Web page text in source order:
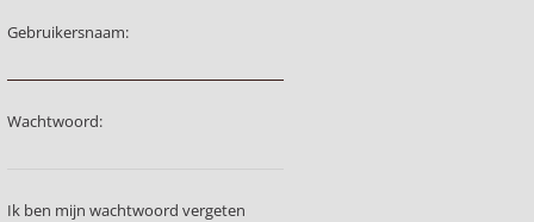
Gebruikersnaam:
Wachtwoord:
Ik ben mijn wachtwoord vergeten